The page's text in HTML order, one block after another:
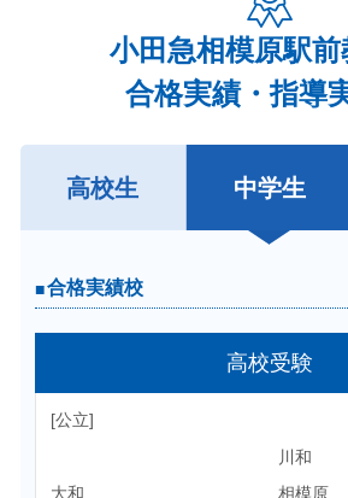
小田急相模原駅
合格実績・指導
高校生 中学生
合格実績校
大学受験
東京外国語
国際基
上智
東京理科
合格実績校
高校受験
[公立]
川和
大和
相模原